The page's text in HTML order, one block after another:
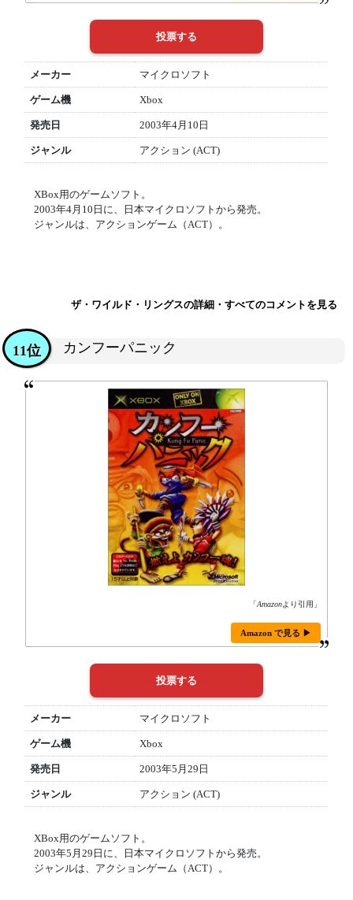
メーカー マイクロソフト
ゲーム機 Xbox
発売日 2003年4月10日
ジャンル アクション (ACT)
XBox用のゲームソフト。
2003年4月10日に、日本マイクロソフトから発売。
ジャンルは、アクションゲーム（ACT）。
ザ・ワイルド・リングスの詳細・すべてのコメントを見る
カンフーパニック
11位
「Amazonより引用」
Amazon で見る ▶
メーカー マイクロソフト
ゲーム機 Xbox
発売日 2003年5月29日
ジャンル アクション (ACT)
XBox用のゲームソフト。
2003年5月29日に、日本マイクロソフトから発売。
ジャンルは、アクションゲーム（ACT）。